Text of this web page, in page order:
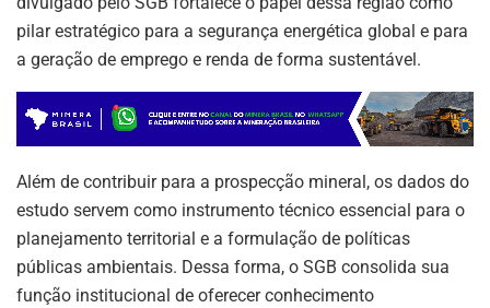
pilar estratégico para a segurança energética global e para
a geração de emprego e renda de forma sustentável.
Além de contribuir para a prospecção mineral, os dados do
estudo servem como instrumento técnico essencial para o
planejamento territorial e a formulação de políticas
públicas ambientais. Dessa forma, o SGB consolida sua
função institucional de oferecer conhecimento